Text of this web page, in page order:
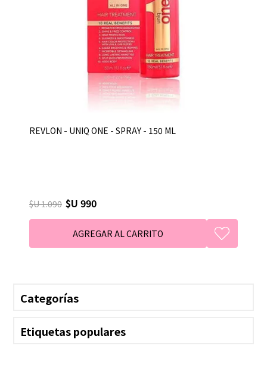
REVLON - UNIQ ONE - SPRAY - 150 ML
$U 1.090 $U 990
Categorías
Etiquetas populares